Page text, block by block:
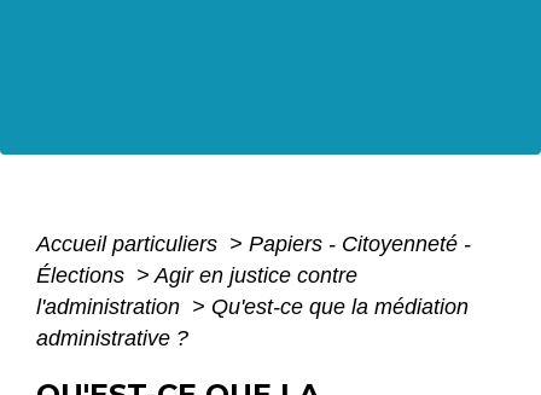
Accueil particuliers > Papiers - Citoyenneté -
Élections > Agir en justice contre
l'administration > Qu'est-ce que la médiation
administrative ?